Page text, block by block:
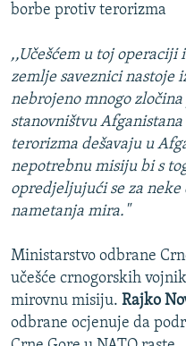
borbe protiv terorizma
,,Učešćem u toj operaciji
zemlje saveznici nastoje
nebrojeno mnogo
stanovništvu
terorizma dešavaju u
nepotrebnu misiju bi s
opredjeljujući se za
nametanja mira."
Ministarstvo odbrane
učešće crnogorskih
mirovnu misiju. Rajko
odbrane ocjenuje da